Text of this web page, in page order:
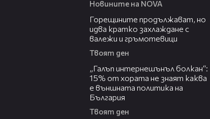
Новините на NOVA
Горещините продължават, но
идва кратко захлаждане с
валежи и гръмотевици
Твоят ден
„Галъп интернешънъл болкан“:
15% от хората не знаят каква
е външната политика на
България
Твоят ден